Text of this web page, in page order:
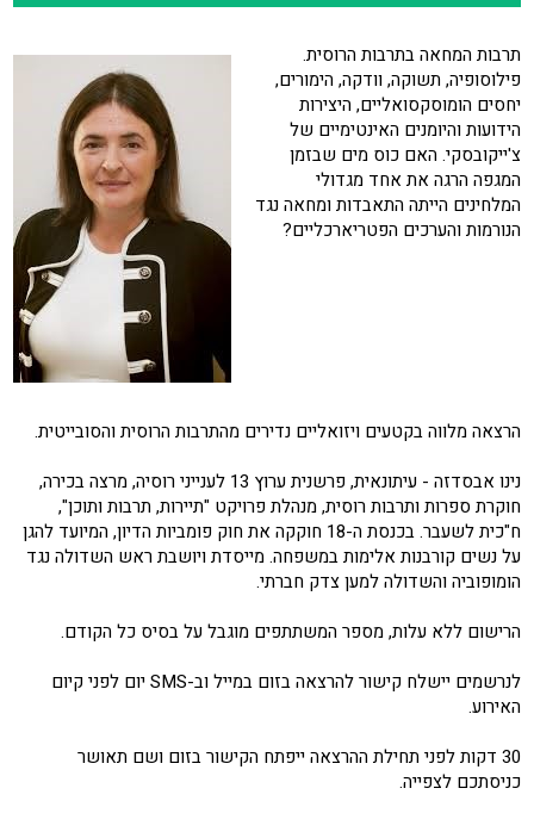
תרבות המחאה בתרבות הרוסית.
פילוסופיה, תשוקה, וודקה, הימורים,
יחסים הומוסקסואליים, היצירות
הידועות והיומנים האינטימיים של
צ'ייקובסקי. האם כוס מים שבזמן
המגפה הרגה את אחד מגדולי
המלחינים הייתה התאבדות ומחאה נגד
הנורמות והערכים הפטריארכליים?
הרצאה מלווה בקטעים ויזואליים נדירים מהתרבות הרוסית והסובייטית.
נינו אבסדזה - עיתונאית, פרשנית ערוץ 13 לענייני רוסיה, מרצה בכירה,
חוקרת ספרות ותרבות רוסית, מנהלת פרויקט "תיירות, תרבות ותוכן",
ח"כית לשעבר. בכנסת ה-18 חוקקה את חוק פומביות הדיון, המיועד להגן
על נשים קורבנות אלימות במשפחה. מייסדת ויושבת ראש השדולה נגד
הומופוביה והשדולה למען צדק חברתי.
הרישום ללא עלות, מספר המשתתפים מוגבל על בסיס כל הקודם.
לנרשמים יישלח קישור להרצאה בזום במייל וב-SMS יום לפני קיום
האירוע.
30 דקות לפני תחילת ההרצאה ייפתח הקישור בזום ושם תאושר
כניסתכם לצפייה.